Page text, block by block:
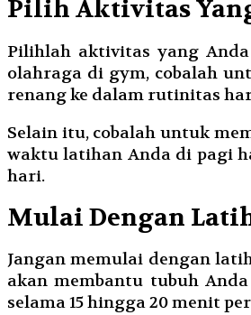
Pilih Aktivitas
Pilihlah aktivitas yang
olahraga di gym, cobalah
renang ke dalam rutinitas
Selain itu, cobalah untuk
waktu latihan Anda di pagi
hari.
Mulai Dengan
Jangan memulai dengan
akan membantu tubuh
selama 15 hingga 20 menit